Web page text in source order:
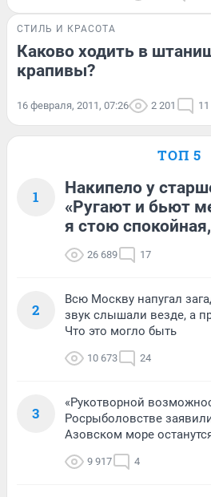
СТИЛЬ И КРАСОТА
Каково ходить в
крапивы?
16 февраля, 2011, 07:26 2 201 11
ТОП 5
1
Накипело у
«Ругают и бьют
я стою
26 689 17
2
Всю Москву напугал
звук слышали везде, а
Что это могло быть
10 673 24
3
«Рукотворной
Росрыболовстве
Азовском море
9 917 4